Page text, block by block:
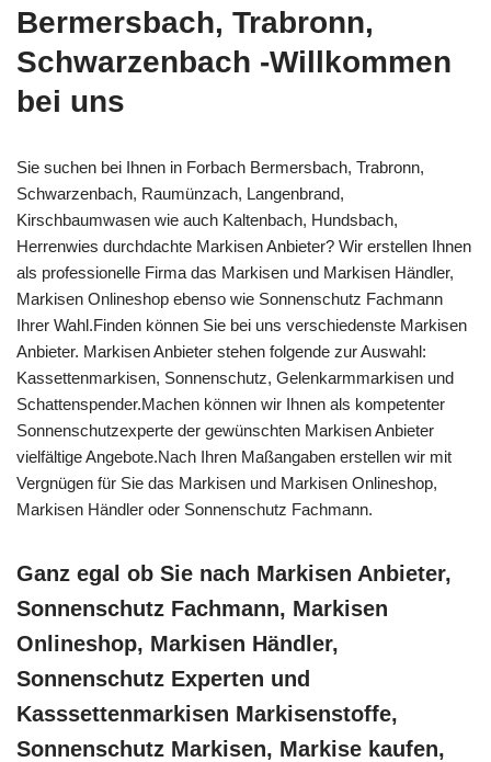
Bermersbach, Trabronn,
Schwarzenbach -Willkommen
bei uns
Sie suchen bei Ihnen in Forbach Bermersbach, Trabronn,
Schwarzenbach, Raumünzach, Langenbrand,
Kirschbaumwasen wie auch Kaltenbach, Hundsbach,
Herrenwies durchdachte Markisen Anbieter? Wir erstellen Ihnen
als professionelle Firma das Markisen und Markisen Händler,
Markisen Onlineshop ebenso wie Sonnenschutz Fachmann
Ihrer Wahl.Finden können Sie bei uns verschiedenste Markisen
Anbieter. Markisen Anbieter stehen folgende zur Auswahl:
Kassettenmarkisen, Sonnenschutz, Gelenkarmmarkisen und
Schattenspender.Machen können wir Ihnen als kompetenter
Sonnenschutzexperte der gewünschten Markisen Anbieter
vielfältige Angebote.Nach Ihren Maßangaben erstellen wir mit
Vergnügen für Sie das Markisen und Markisen Onlineshop,
Markisen Händler oder Sonnenschutz Fachmann.
Ganz egal ob Sie nach Markisen Anbieter,
Sonnenschutz Fachmann, Markisen
Onlineshop, Markisen Händler,
Sonnenschutz Experten und
Kasssettenmarkisen Markisenstoffe,
Sonnenschutz Markisen, Markise kaufen,